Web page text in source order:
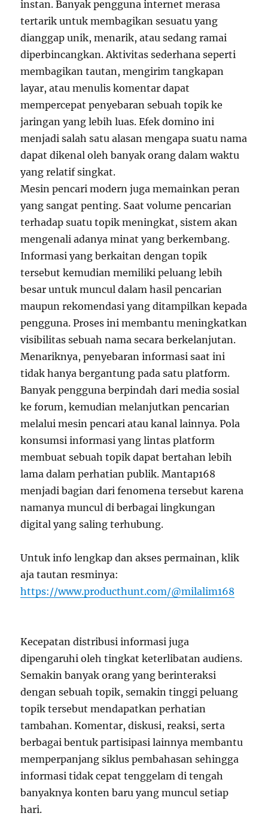
instan. Banyak pengguna internet merasa
tertarik untuk membagikan sesuatu yang
dianggap unik, menarik, atau sedang ramai
diperbincangkan. Aktivitas sederhana seperti
membagikan tautan, mengirim tangkapan
layar, atau menulis komentar dapat
mempercepat penyebaran sebuah topik ke
jaringan yang lebih luas. Efek domino ini
menjadi salah satu alasan mengapa suatu nama
dapat dikenal oleh banyak orang dalam waktu
yang relatif singkat.
Mesin pencari modern juga memainkan peran
yang sangat penting. Saat volume pencarian
terhadap suatu topik meningkat, sistem akan
mengenali adanya minat yang berkembang.
Informasi yang berkaitan dengan topik
tersebut kemudian memiliki peluang lebih
besar untuk muncul dalam hasil pencarian
maupun rekomendasi yang ditampilkan kepada
pengguna. Proses ini membantu meningkatkan
visibilitas sebuah nama secara berkelanjutan.
Menariknya, penyebaran informasi saat ini
tidak hanya bergantung pada satu platform.
Banyak pengguna berpindah dari media sosial
ke forum, kemudian melanjutkan pencarian
melalui mesin pencari atau kanal lainnya. Pola
konsumsi informasi yang lintas platform
membuat sebuah topik dapat bertahan lebih
lama dalam perhatian publik. Mantap168
menjadi bagian dari fenomena tersebut karena
namanya muncul di berbagai lingkungan
digital yang saling terhubung.
Untuk info lengkap dan akses permainan, klik
aja tautan resminya:
https://www.producthunt.com/@milalim168
Kecepatan distribusi informasi juga
dipengaruhi oleh tingkat keterlibatan audiens.
Semakin banyak orang yang berinteraksi
dengan sebuah topik, semakin tinggi peluang
topik tersebut mendapatkan perhatian
tambahan. Komentar, diskusi, reaksi, serta
berbagai bentuk partisipasi lainnya membantu
memperpanjang siklus pembahasan sehingga
informasi tidak cepat tenggelam di tengah
banyaknya konten baru yang muncul setiap
hari.